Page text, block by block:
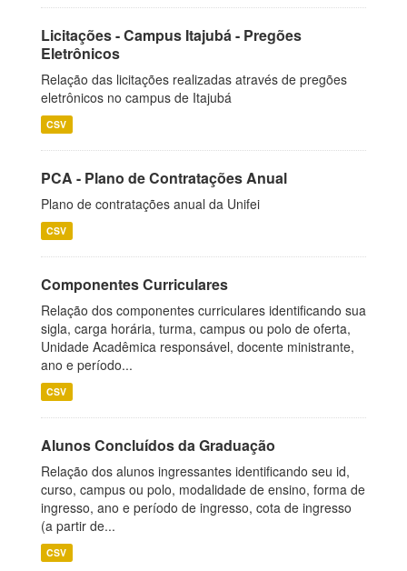
Licitações - Campus Itajubá - Pregões
Eletrônicos
Relação das licitações realizadas através de pregões
eletrônicos no campus de Itajubá
CSV
PCA - Plano de Contratações Anual
Plano de contratações anual da Unifei
CSV
Componentes Curriculares
Relação dos componentes curriculares identificando sua
sigla, carga horária, turma, campus ou polo de oferta,
Unidade Acadêmica responsável, docente ministrante,
ano e período...
CSV
Alunos Concluídos da Graduação
Relação dos alunos ingressantes identificando seu id,
curso, campus ou polo, modalidade de ensino, forma de
ingresso, ano e período de ingresso, cota de ingresso
(a partir de...
CSV